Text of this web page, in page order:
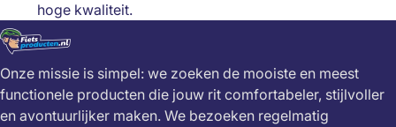
hoge kwaliteit.
Onze missie is simpel: we zoeken de mooiste en meest
functionele producten die jouw rit comfortabeler, stijlvoller
en avontuurlijker maken. We bezoeken regelmatig